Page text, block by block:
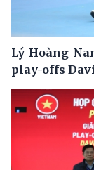
Lý Hoàng
play-offs